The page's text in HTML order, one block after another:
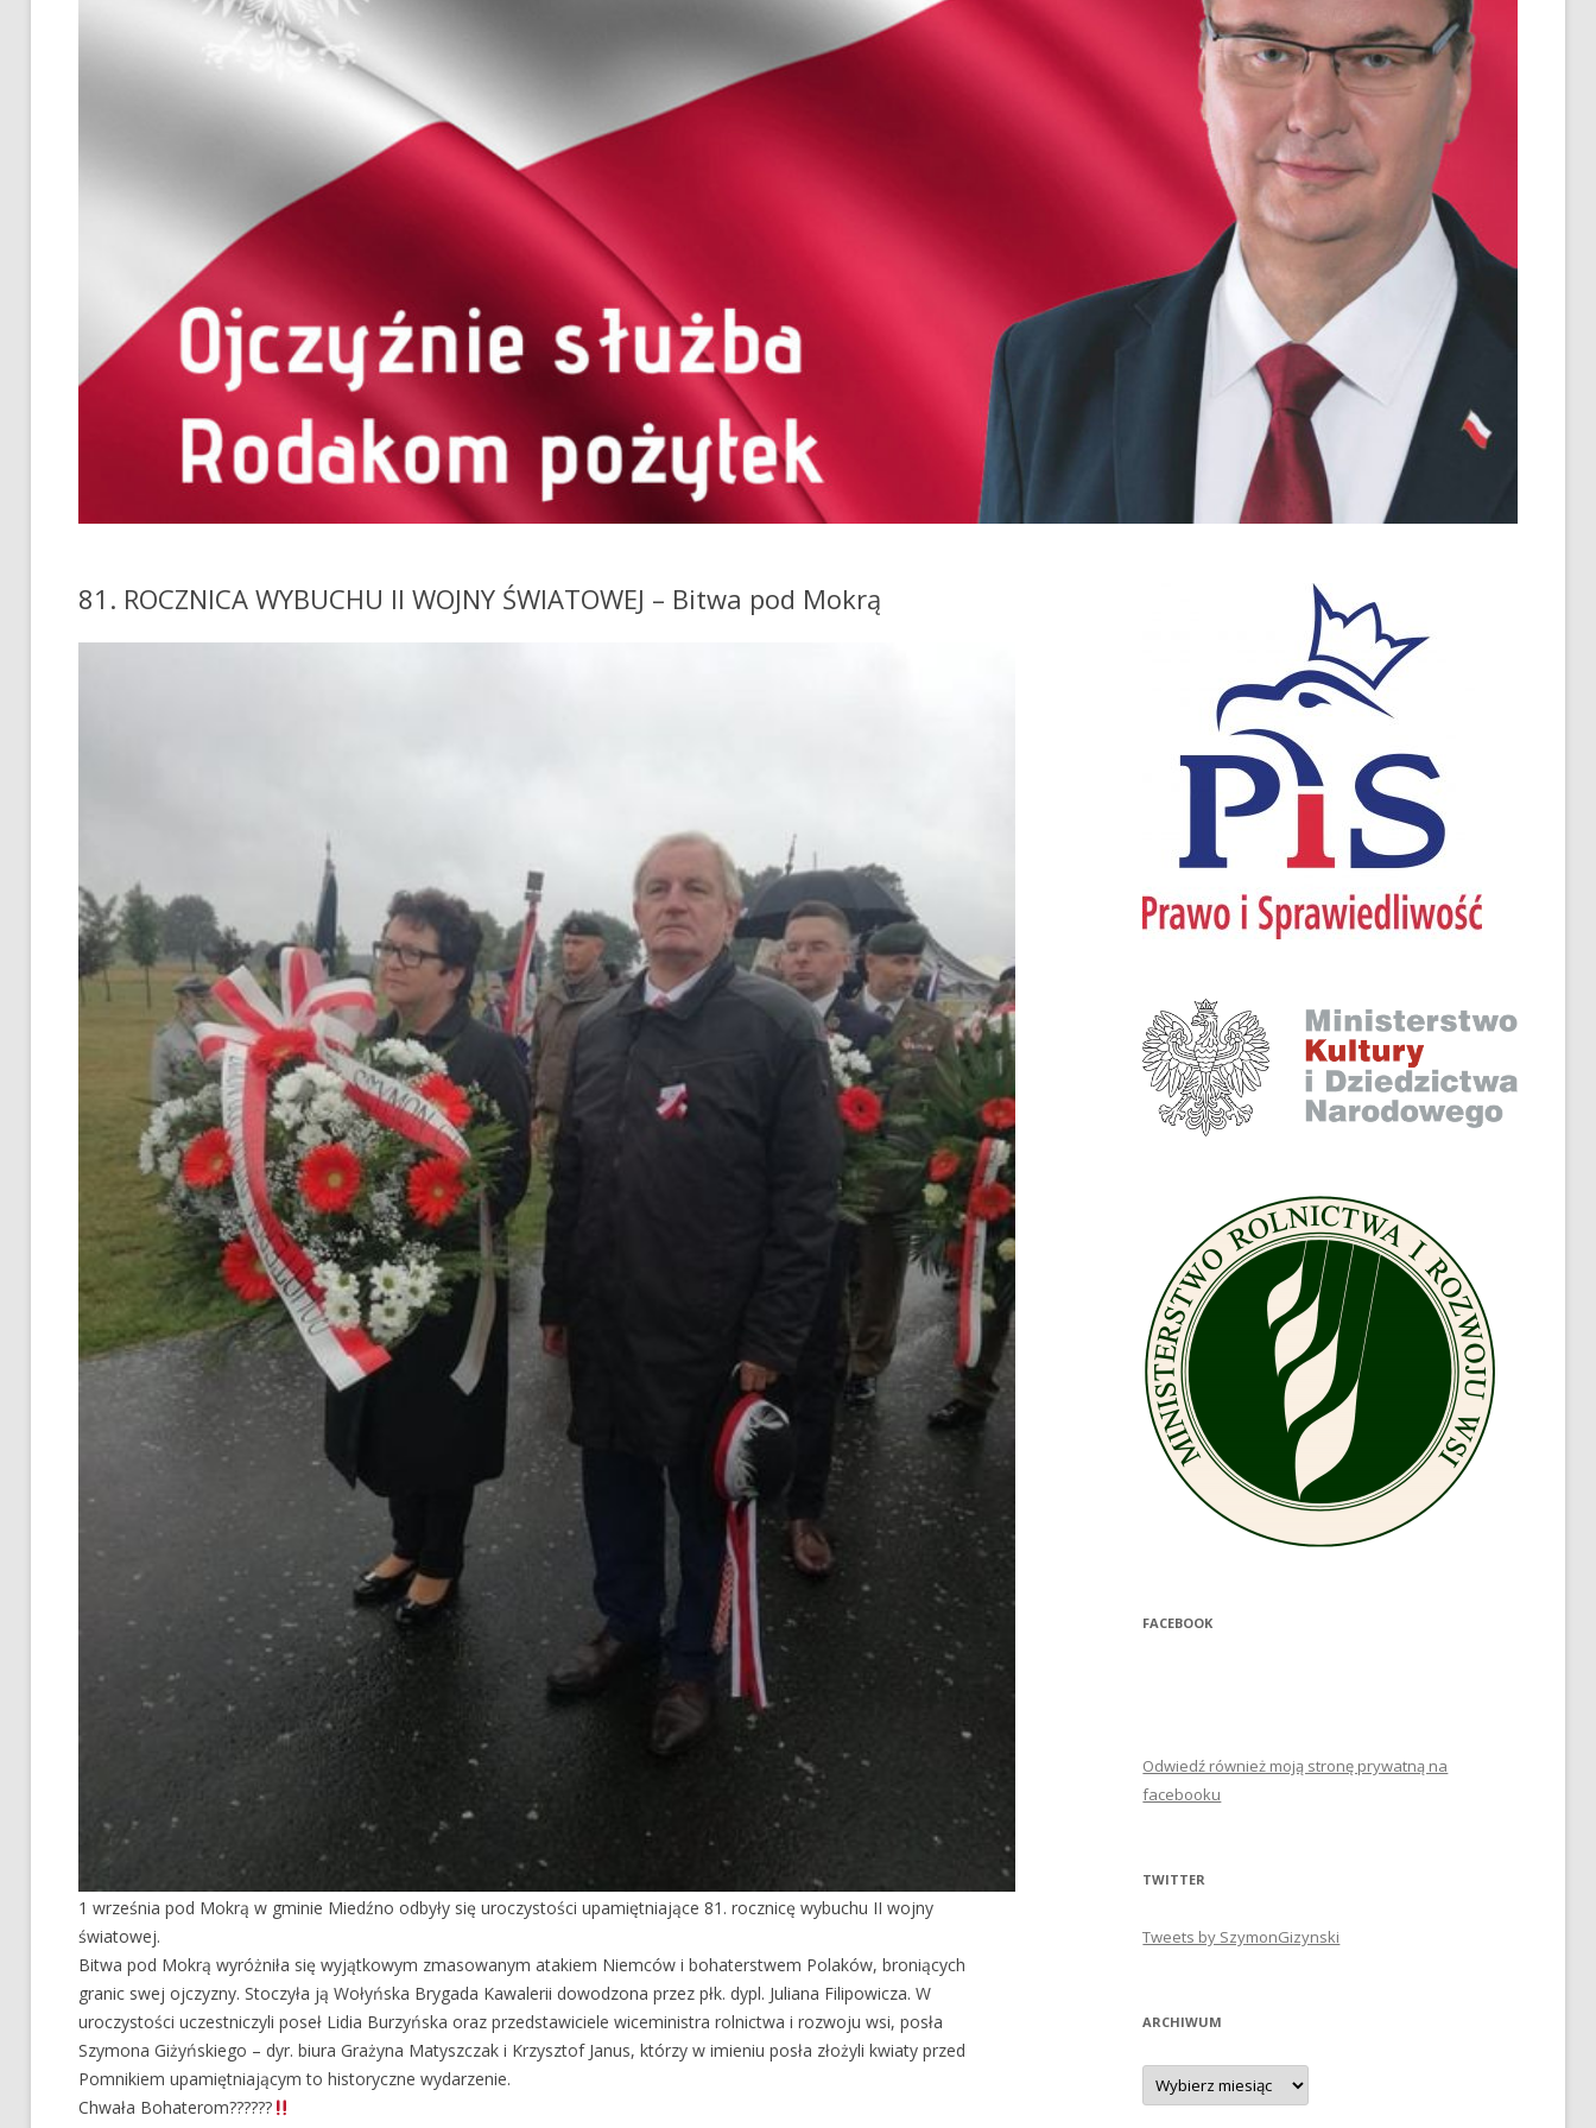
81. ROCZNICA WYBUCHU II WOJNY ŚWIATOWEJ – Bitwa pod Mokrą
1 września pod Mokrą w gminie Miedźno odbyły się uroczystości upamiętniające 81. rocznicę wybuchu II wojny
światowej.
Bitwa pod Mokrą wyróżniła się wyjątkowym zmasowanym atakiem Niemców i bohaterstwem Polaków, broniących
granic swej ojczyzny. Stoczyła ją Wołyńska Brygada Kawalerii dowodzona przez płk. dypl. Juliana Filipowicza. W
uroczystości uczestniczyli poseł Lidia Burzyńska oraz przedstawiciele wiceministra rolnictwa i rozwoju wsi, posła
Szymona Giżyńskiego – dyr. biura Grażyna Matyszczak i Krzysztof Janus, którzy w imieniu posła złożyli kwiaty przed
Pomnikiem upamiętniającym to historyczne wydarzenie.
Chwała Bohaterom??????
FACEBOOK
Odwiedź również moją stronę prywatną na
facebooku
TWITTER
Tweets by SzymonGizynski
ARCHIWUM
Archiwum